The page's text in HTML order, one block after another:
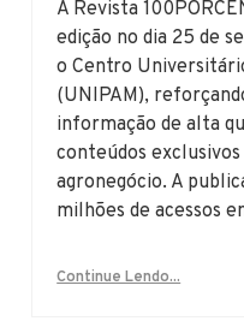
A Revista
edição no dia 25 de
o Centro
(UNIPAM),
informação de alta
conteúdos
agronegócio. A
milhões de acessos
Continue Lendo...